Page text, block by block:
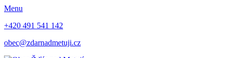
Menu
+420 491 541 142
obec@zdarnadmetuji.cz